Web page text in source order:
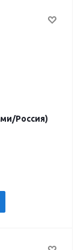
Россия)